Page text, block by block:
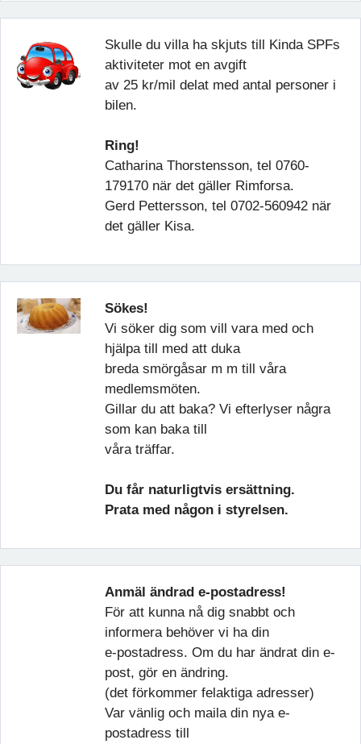
Skulle du villa ha skjuts till Kinda SPFs
aktiviteter mot en avgift
av 25 kr/mil delat med antal personer i
bilen.
Ring!
Catharina Thorstensson, tel 0760-
179170 när det gäller Rimforsa.
Gerd Pettersson, tel 0702-560942 när
det gäller Kisa.
Sökes!
Vi söker dig som vill vara med och
hjälpa till med att duka
breda smörgåsar m m till våra
medlemsmöten.
Gillar du att baka? Vi efterlyser några
som kan baka till
våra träffar.
Du får naturligtvis ersättning.
Prata med någon i styrelsen.
Anmäl ändrad e-postadress!
För att kunna nå dig snabbt och
informera behöver vi ha din
e-postadress. Om du har ändrat din e-
post, gör en ändring.
(det förkommer felaktiga adresser)
Var vänlig och maila din nya e-
postadress till